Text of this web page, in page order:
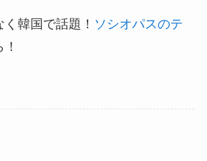
韓国で話題！ ソシオパスのテ